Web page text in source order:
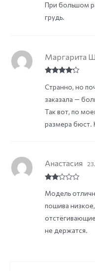
d2
out
of 5
При большом
грудь.
out of 5
Маргарита
Странно, но
заказала —
Так вот, по
размера бюст.
d2
of 5
Анастасия
Модель
пошива
не держатся.